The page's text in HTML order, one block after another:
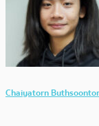
Chaiyatorn